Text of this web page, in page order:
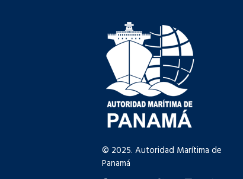
© 2025. Autoridad Marítima de
Panamá